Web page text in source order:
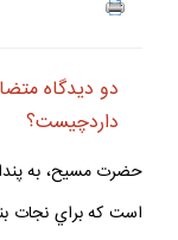
دو ديدگاه
داردچيست؟
حضرت مسيح، به
است که براي نجات